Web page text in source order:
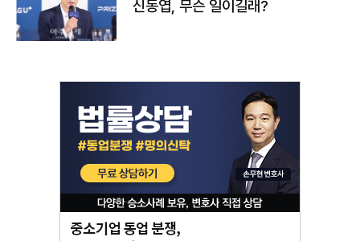
신동엽, 무슨 일이길래?